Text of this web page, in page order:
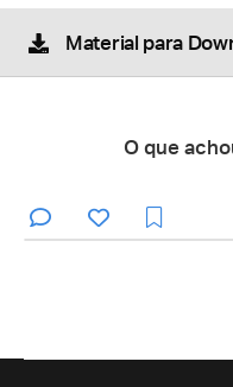
Material para
O que